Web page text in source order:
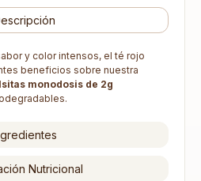
Nutricional
y color intensos, el té rojo
beneficios sobre nuestra
monodosis de 2g